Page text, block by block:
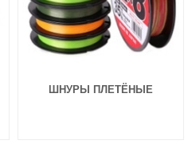
Длина приманки:100 мм
ШНУРЫ ПЛЕТЁНЫЕ